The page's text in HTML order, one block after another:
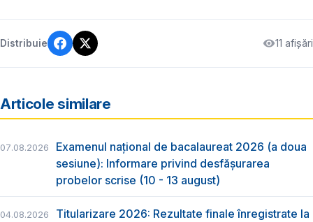
Distribuie 11 afișări
Articole similare
07.08.2026
Examenul național de bacalaureat 2026 (a doua
sesiune): Informare privind desfășurarea
probelor scrise (10 - 13 august)
04.08.2026
Titularizare 2026: Rezultate finale înregistrate la